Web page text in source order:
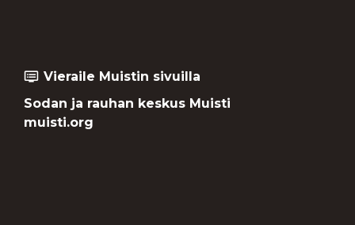
dvr Vieraile Muistin sivuilla
Sodan ja rauhan keskus Muisti
muisti.org